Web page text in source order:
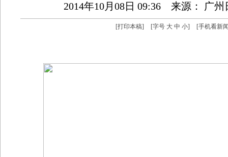
2014年10月08日 09:36 来源： 广
[打印本稿] [字号 大 中 小] [手机看新